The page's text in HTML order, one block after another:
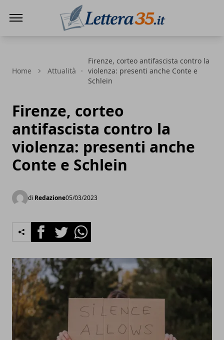
Home Attualità
Firenze, corteo antifascista contro la
violenza: presenti anche Conte e
Schlein
Firenze, corteo
antifascista contro la
violenza: presenti anche
Conte e Schlein
di Redazione05/03/2023
FacebookTwitterWhatsapp